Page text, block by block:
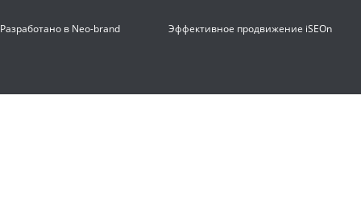
Разработано в Neo-brand Эффективное продвижение iSEOn